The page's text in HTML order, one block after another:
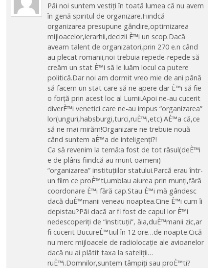
Păi noi suntem vestiți în toată lumea că nu avem
în genă spiritul de organizare.Fiindcă
organizarea presupune gândire,optimizarea
mijloacelor,ierarhii,decizii È™i un scop.Dacă
aveam talent de organizatori,prin 270 e.n când
au plecat romanii,noi trebuia repede-repede să
creăm un stat È™i să le luăm locul ca putere
politică.Dar noi am dormit vreo mie de ani până
să facem un stat care să ne apere dar È™i să fie
o forță prin acest loc al Lumii.Apoi ne-au cucerit
diverÈ™i venetici care ne-au impus “organizarea”
lor(unguri,habsburgi,turci,ruÈ™i,etc).AÈ™a că,ce
să ne mai mirăm!Organizare ne trebuie nouă
când suntem aÈ™a de inteligenți?!
Ca să revenim la temă:a fost de tot râsul(deÈ™i
e de plâns fiindcă au murit oameni)
“organizarea” instituțiilor statului.Parcă erau într-
un film ce proÈ™ti,umblau aiurea prin munți,fără
coordonare È™i fără cap.Stau È™i mă gândesc
dacă duÈ™manii veneau noaptea.Cine È™i cum îi
depistau?Păi dacă ar fi fost de capul lor È™i
nedescoperiți de “instituții”, ăia,duÈ™manii zic,ar
fi cucerit BucureÈ™tiul în 12 ore…de noapte.Cică
nu merc mijloacele de radiolocație ale avioanelor
dacă nu ai plătit taxa la sateliții…
ruÈ™i.Domnilor,suntem tâmpiți sau proÈ™ti?